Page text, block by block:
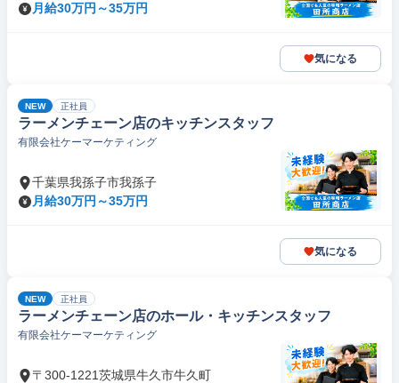
月給30万円～35万円
気になる
NEW 正社員
ラーメンチェーン店のキッチンスタッフ
有限会社ケーマーケティング
千葉県我孫子市我孫子
月給30万円～35万円
気になる
NEW 正社員
ラーメンチェーン店のホール・キッチンスタッフ
有限会社ケーマーケティング
〒300-1221茨城県牛久市牛久町